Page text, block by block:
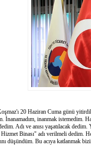
20 Haziran Cuma günü
İnanamadım, inanmak istemedim.
Adı ve anısı yaşatılacak
Binası" adı verilmeli dedim.
düşündüm. Bu acıya katlanmak